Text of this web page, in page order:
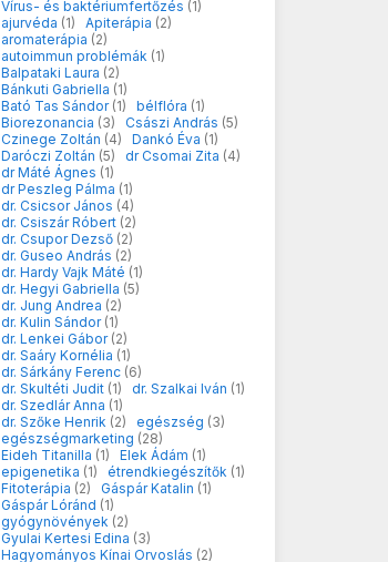
Vírus- és baktériumfertőzés (1)
ajurvéda (1) Apiterápia (2)
aromaterápia (2)
autoimmun problémák (1)
Balpataki Laura (2)
Bánkuti Gabriella (1)
Bató Tas Sándor (1) bélflóra (1)
Biorezonancia (3) Császi András (5)
Czinege Zoltán (4) Dankó Éva (1)
Daróczi Zoltán (5) dr Csomai Zita (4)
dr Máté Ágnes (1)
dr Peszleg Pálma (1)
dr. Csicsor János (4)
dr. Csiszár Róbert (2)
dr. Csupor Dezső (2)
dr. Guseo András (2)
dr. Hardy Vajk Máté (1)
dr. Hegyi Gabriella (5)
dr. Jung Andrea (2)
dr. Kulin Sándor (1)
dr. Lenkei Gábor (2)
dr. Saáry Kornélia (1)
dr. Sárkány Ferenc (6)
dr. Skultéti Judit (1) dr. Szalkai Iván (1)
dr. Szedlár Anna (1)
dr. Szőke Henrik (2) egészség (3)
egészségmarketing (28)
Eideh Titanilla (1) Elek Ádám (1)
epigenetika (1) étrendkiegészítők (1)
Fitoterápia (2) Gáspár Katalin (1)
Gáspár Lóránd (1)
gyógynövények (2)
Gyulai Kertesi Edina (3)
Hagyományos Kínai Orvoslás (2)